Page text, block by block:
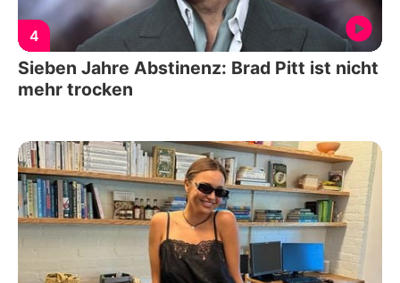
4
Sieben Jahre Abstinenz: Brad Pitt ist nicht
mehr trocken